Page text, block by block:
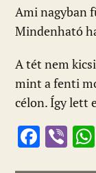
Ami nagyban
Mindenható
A tét nem
mint a fenti
célon. Így lett
F Vi